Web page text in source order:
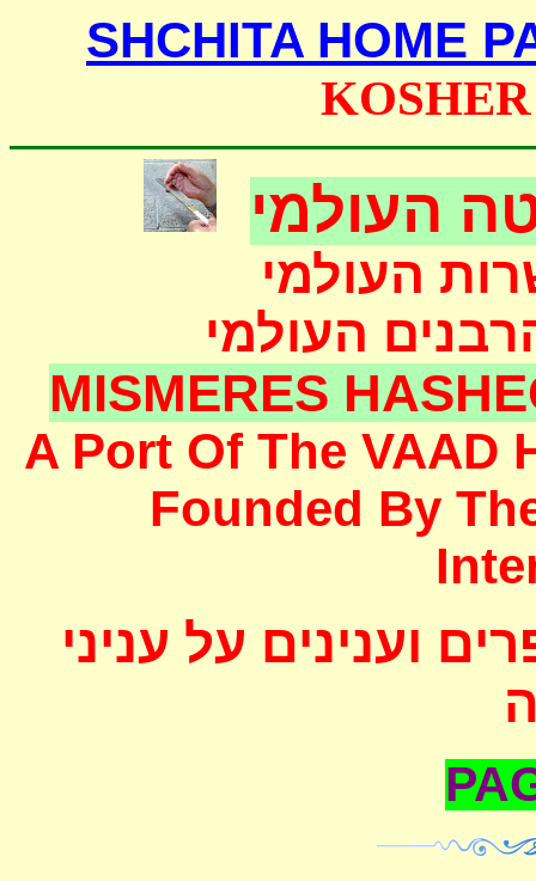
SHCHITA HOME
העולמי
העולמי
העולמי
MISMERES
A Port Of The VAAD
Founded By
וענינים על עניני